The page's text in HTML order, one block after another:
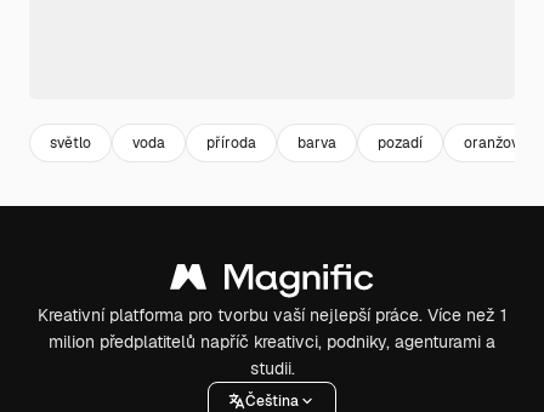
světlo voda příroda barva pozadí oranžová
Kreativní platforma pro tvorbu vaší nejlepší práce. Více než 1
milion předplatitelů napříč kreativci, podniky, agenturami a
studii.
Čeština